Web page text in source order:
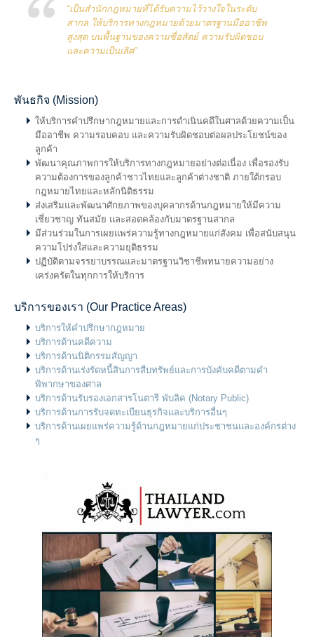
“เป็นสำนักกฎหมายที่ได้รับความไว้วางใจในระดับ
สากล ให้บริการทางกฎหมายด้วยมาตรฐานมืออาชีพ
สูงสุด บนพื้นฐานของความซื่อสัตย์ ความรับผิดชอบ
และความเป็นเลิศ”
พันธกิจ (Mission)
ให้บริการคำปรึกษากฎหมายและการดำเนินคดีในศาลด้วยความเป็น
มืออาชีพ ความรอบคอบ และความรับผิดชอบต่อผลประโยชน์ของ
ลูกค้า
พัฒนาคุณภาพการให้บริการทางกฎหมายอย่างต่อเนื่อง เพื่อรองรับ
ความต้องการของลูกค้าชาวไทยและลูกค้าต่างชาติ ภายใต้กรอบ
กฎหมายไทยและหลักนิติธรรม
ส่งเสริมและพัฒนาศักยภาพของบุคลากรด้านกฎหมายให้มีความ
เชี่ยวชาญ ทันสมัย และสอดคล้องกับมาตรฐานสากล
มีส่วนร่วมในการเผยแพร่ความรู้ทางกฎหมายแก่สังคม เพื่อสนับสนุน
ความโปร่งใสและความยุติธรรม
ปฏิบัติตามจรรยาบรรณและมาตรฐานวิชาชีพทนายความอย่าง
เคร่งครัดในทุกการให้บริการ
บริการของเรา (Our Practice Areas)
บริการให้คำปรึกษากฎหมาย
บริการด้านคดีความ
บริการด้านนิติกรรมสัญญา
บริการด้านเร่งรัดหนี้สินการสืบทรัพย์และการบังคับคดีตามคำ
พิพากษาของศาล
บริการด้านรับรองเอกสารโนตารี พับลิค (Notary Public)
บริการด้านการรับจดทะเบียนธุรกิจและบริการอื่นๆ
บริการด้านเผยแพร่ความรู้ด้านกฎหมายแก่ประชาชนและองค์กรต่าง
ๆ